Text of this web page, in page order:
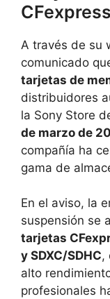
CFexpress
A través de su
comunicado
tarjetas de
distribuidores
la Sony Store
de marzo de
compañía ha
gama de
En el aviso, la
suspensión se
tarjetas
y SDXC/SDHC,
alto
profesionales